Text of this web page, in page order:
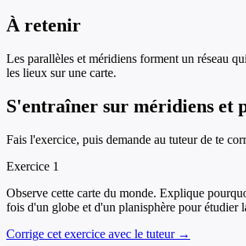
À retenir
Les parallèles et méridiens forment un réseau
les lieux sur une carte.
S'entraîner sur méridiens et
Fais l'exercice, puis demande au tuteur de te
Exercice 1
Observe cette carte du monde. Explique
fois d'un globe et d'un planisphère pour étudier
Corrige cet exercice avec le tuteur →